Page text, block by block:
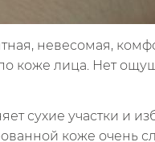
невесомая,
коже лица. Нет
сухие участки и
коже очень